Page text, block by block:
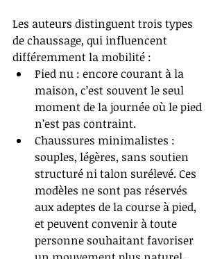
Les auteurs distinguent trois types
de chaussage, qui influencent
différemment la mobilité :
Pied nu : encore courant à la
maison, c’est souvent le seul
moment de la journée où le pied
n’est pas contraint.
Chaussures minimalistes :
souples, légères, sans soutien
structuré ni talon surélevé. Ces
modèles ne sont pas réservés
aux adeptes de la course à pied,
et peuvent convenir à toute
personne souhaitant favoriser